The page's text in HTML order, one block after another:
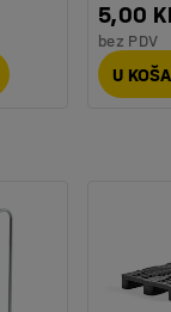
5,00
bez PDV
U